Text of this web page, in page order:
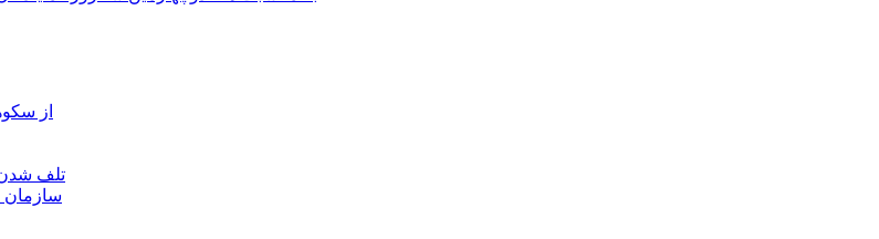
از
تلف شدن ۷۵ هزار قطعه ماهی در رودخانه مسقان شیراز بر اثر ورود شورابه
سازمان